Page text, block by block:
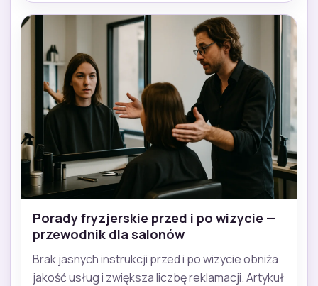
Porady fryzjerskie przed i po wizycie —
przewodnik dla salonów
Brak jasnych instrukcji przed i po wizycie obniża
jakość usług i zwiększa liczbę reklamacji. Artykuł